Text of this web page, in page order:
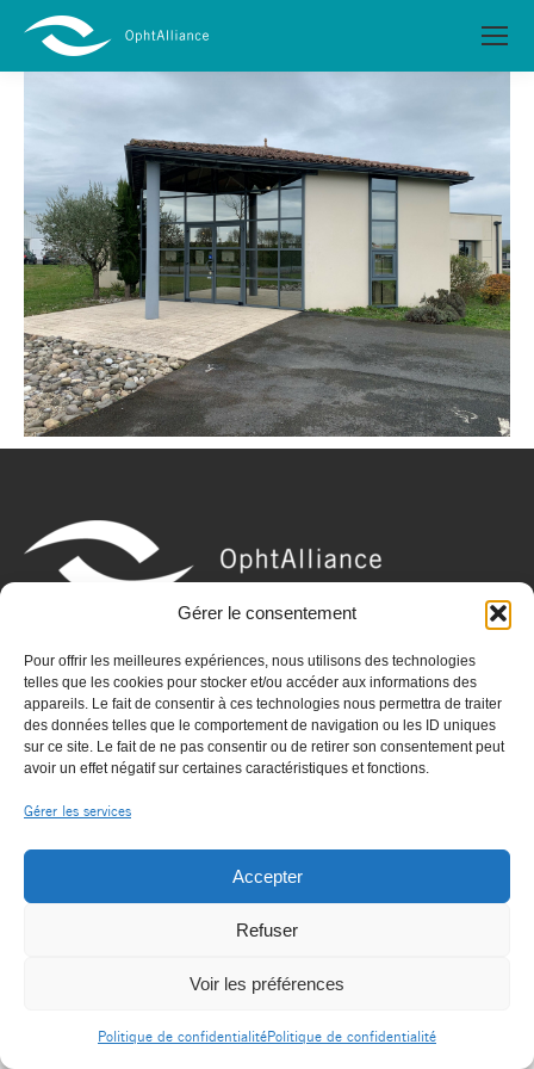
Gérer le consentement
Pour offrir les meilleures expériences, nous utilisons des technologies
telles que les cookies pour stocker et/ou accéder aux informations des
appareils. Le fait de consentir à ces technologies nous permettra de traiter
des données telles que le comportement de navigation ou les ID uniques
sur ce site. Le fait de ne pas consentir ou de retirer son consentement peut
avoir un effet négatif sur certaines caractéristiques et fonctions.
Gérer les services
Accepter
Refuser
Voir les préférences
Politique de confidentialitéPolitique de confidentialité
© OPHTALLIANCE |Mentions légales|
contact@ophtalliance.fr
Politique de confidentialité